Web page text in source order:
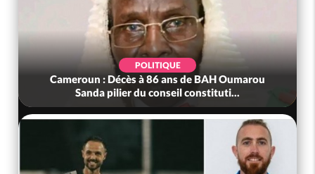
POLITIQUE
Cameroun : Décès à 86 ans de BAH Oumarou
Sanda pilier du conseil constituti...